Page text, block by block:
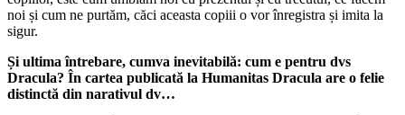
noi și cum ne purtăm, căci aceasta copiii o vor înregistra și imita la
sigur.
Și ultima întrebare, cumva inevitabilă: cum e pentru dvs
Dracula? În cartea publicată la Humanitas Dracula are o felie
distinctă din narativul dv…